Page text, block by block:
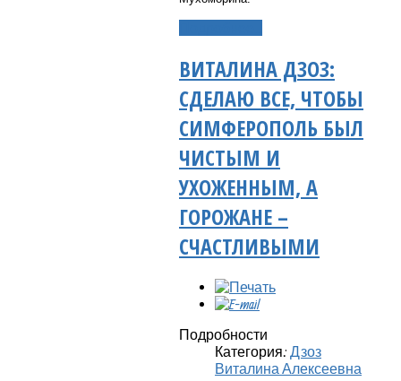
ВИТАЛИНА ДЗОЗ:
СДЕЛАЮ ВСЕ, ЧТОБЫ
СИМФЕРОПОЛЬ БЫЛ
ЧИСТЫМ И
УХОЖЕННЫМ, А
ГОРОЖАНЕ –
СЧАСТЛИВЫМИ
Подробности
Категория: Дзоз
Виталина Алексеевна